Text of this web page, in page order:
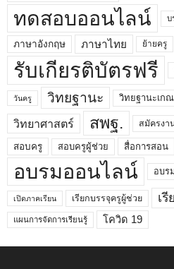
ทดสอบออนไลน์ บ
ภาษาอังกฤษ ภาษาไทย ย้ายครู
รับเกียรติบัตรฟรี
วันครู วิทยฐานะ วิทยฐานะเก
วิทยาศาสตร์ สพฐ. สมัครงา
สอบครู สอบครูผู้ช่วย สื่อการสอน
อบรมออนไลน์ อบร
เปิดภาคเรียน เรียกบรรจุครูผู้ช่วย เ
แผนการจัดการเรียนรู้ โควิด 19